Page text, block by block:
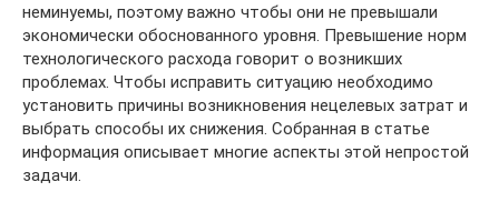
неминуемы, поэтому важно чтобы они не превышали
экономически обоснованного уровня. Превышение норм
технологического расхода говорит о возникших
проблемах. Чтобы исправить ситуацию необходимо
установить причины возникновения нецелевых затрат и
выбрать способы их снижения. Собранная в статье
информация описывает многие аспекты этой непростой
задачи.